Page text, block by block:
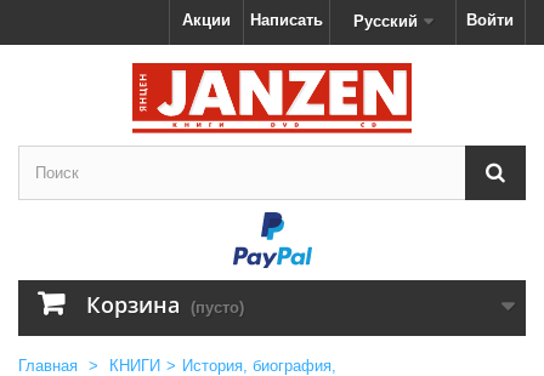
Войти
Русский
Написать
Акции
Корзина (пусто)
Главная > КНИГИ > История, биография,